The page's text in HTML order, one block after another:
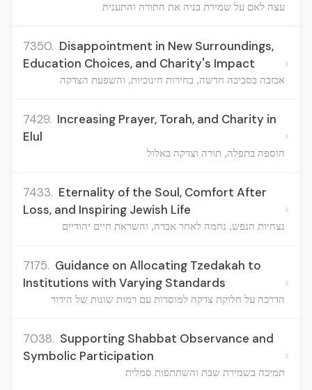
עצה לאם על שמירת בניה את התורה והתענית
7350. Disappointment in New Surroundings,
Education Choices, and Charity's Impact
אכזבה בסביבה חדשה, בחירות חינוכיות, והשפעת הצדקה
›
7429. Increasing Prayer, Torah, and Charity in
Elul
הוספה בתפלה, תורה וצדקה באלול
›
7433. Eternality of the Soul, Comfort After
Loss, and Inspiring Jewish Life
נצחיות הנפש, נחמה לאחר אבדה, והשראת חיים יהודיים
›
7175. Guidance on Allocating Tzedakah to
Institutions with Varying Standards
הדרכה על חלוקת צדקה למוסדות עם רמות שונות של הידור
›
7038. Supporting Shabbat Observance and
Symbolic Participation
תמיכה בשמירת שבת והשתתפות סמלית
›